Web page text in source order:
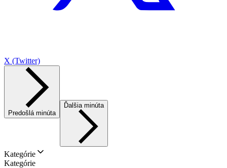
X (Twitter)
Predošlá minúta
Ďalšia minúta
Kategórie
Kategórie